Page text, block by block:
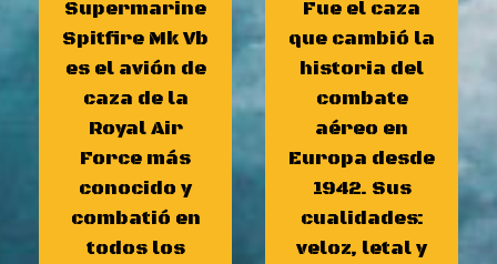
Supermarine
Spitfire Mk Vb
es el avión de
caza de la
Royal Air
Force más
conocido y
combatió en
todos los
Fue el caza
que cambió la
historia del
combate
aéreo en
Europa desde
1942. Sus
cualidades:
veloz, letal y